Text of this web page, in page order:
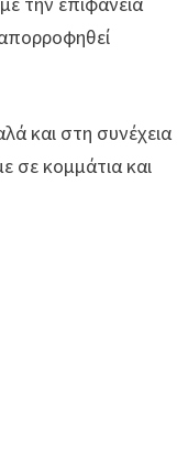
και στη συνέχεια
σε κομμάτια και